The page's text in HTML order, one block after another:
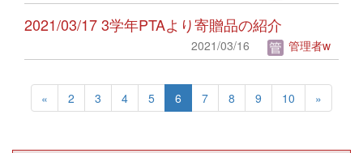
2021/03/17 3学年PTAより寄贈品の紹介
2021/03/16 管理者w
« 2 3 4 5 6 7 8 9 10 »